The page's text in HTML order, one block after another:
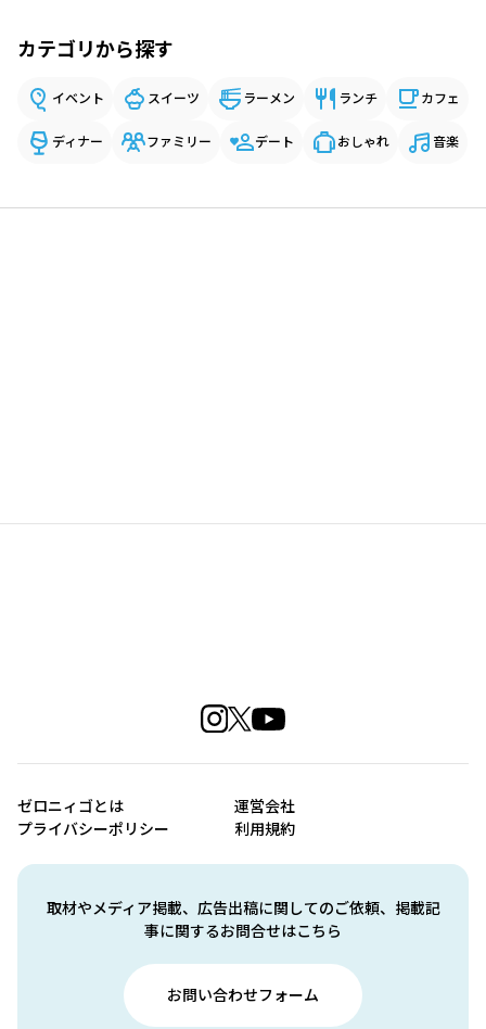
カテゴリから探す
イベント スイーツ ラーメン ランチ カフェ
ディナー ファミリー デート おしゃれ 音楽
取材やメディア掲載、広告出稿に関してのご依頼、掲載記
事に関するお問合せはこちら
お問い合わせフォーム
ゼロニィゴとは
運営会社
プライバシーポリシー
利用規約